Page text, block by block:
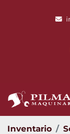
Inventario